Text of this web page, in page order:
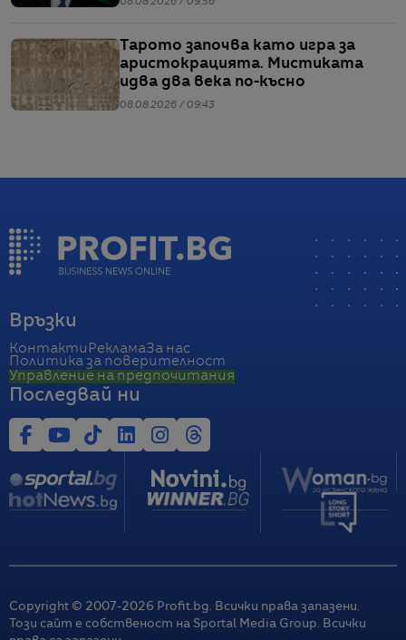
Тарото започва като игра за
аристокрацията. Мистиката
идва два века по-късно
08.08.2026 / 09:43
Връзки
Контакти РекламаЗа нас
Политика за поверителност
Управление на предпочитания
Последвай ни
Copyright © 2007-2026 Profit.bg. Всички права запазени.
Този сайт е собственост на Sportal Media Group. Всички